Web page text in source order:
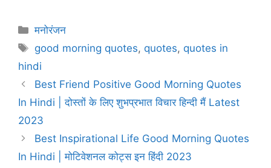
Categories
मनोरंजन
Tags
good morning quotes, quotes, quotes in
hindi
Best Friend Positive Good Morning Quotes
In Hindi | दोस्तों के लिए शुभप्रभात विचार हिन्दी मैं Latest
2023
Best Inspirational Life Good Morning Quotes
In Hindi | मोटिवेशनल कोट्स इन हिंदी 2023